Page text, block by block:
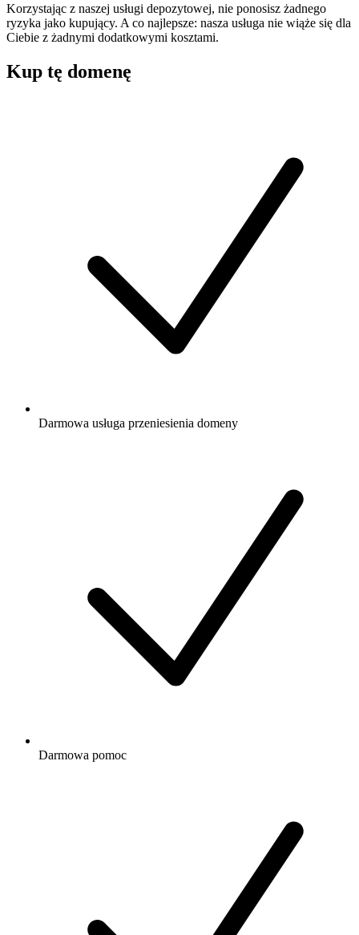
Korzystając z naszej usługi depozytowej, nie ponosisz żadnego
ryzyka jako kupujący. A co najlepsze: nasza usługa nie wiąże się dla
Ciebie z żadnymi dodatkowymi kosztami.
Kup tę domenę
Darmowa usługa przeniesienia domeny
Darmowa pomoc